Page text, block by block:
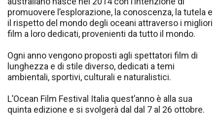
promuovere l’esplorazione, la conoscenza, la tutela e
il rispetto del mondo degli oceani attraverso i migliori
film a loro dedicati, provenienti da tutto il mondo.
Ogni anno vengono proposti agli spettatori film di
lunghezza e di stile diverso, dedicati a temi
ambientali, sportivi, culturali e naturalistici.
L’Ocean Film Festival Italia quest’anno è alla sua
quinta edizione e si svolgerà dal dal 7 al 26 ottobre.